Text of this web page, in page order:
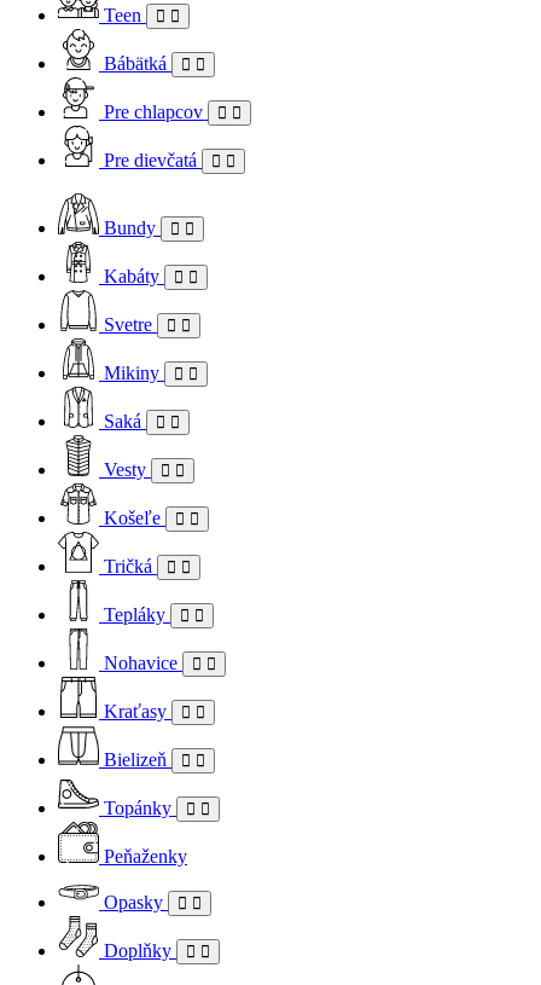
Teen
Bábätká
Pre chlapcov
Pre dievčatá
Bundy
Kabáty
Svetre
Mikiny
Saká
Vesty
Košeľe
Tričká
Tepláky
Nohavice
Kraťasy
Bielizeň
Topánky
Peňaženky
Opasky
Doplňky